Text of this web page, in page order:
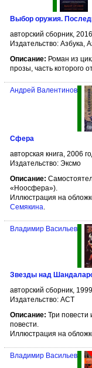
Выбор оружия.
авторский сборник,
Издательство: Азбука,
Описание: Роман из
прозы, часть которого
Андрей Валентинов
Сфера
авторская книга, 2006
Издательство: Эксмо
Описание:
«Ноосфера»).
Иллюстрация на
Семякина.
Владимир Васильев
Звезды над
авторский сборник,
Издательство: АСТ
Описание: Три повести
повести.
Иллюстрация на
Владимир Васильев